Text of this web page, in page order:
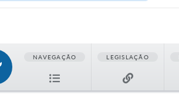
NAVEGAÇÃO LEGISLAÇÃO